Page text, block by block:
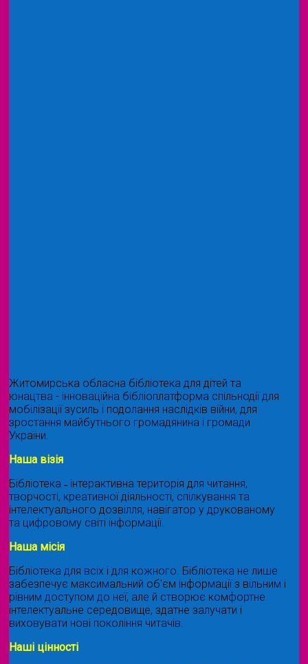
Житомирська обласна бібліотека для дітей та
юнацтва - інноваційна бібліоплатформа спільнодії для
мобілізації зусиль і подолання наслідків війни, для
зростання майбутнього громадянина і громади
України.
Наша візія
Бібліотека ˗ інтерактивна територія для читання,
творчості, креативної діяльності, спілкування та
інтелектуального дозвілля, навігатор у друкованому
та цифровому світі інформації.
Наша місія
Бібліотека для всіх і для кожного. Бібліотека не лише
забезпечує максимальний об'єм інформації з вільним і
рівним доступом до неї, але й створює комфортне
інтелектуальне середовище, здатне залучати і
виховувати нові покоління читачів.
Наші цінності